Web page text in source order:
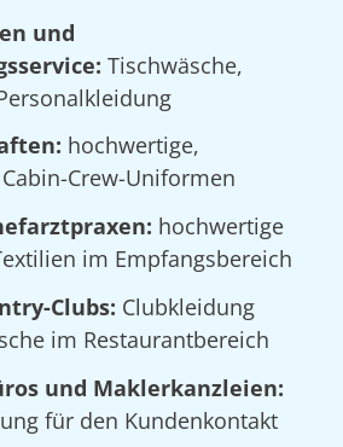
und
Tischwäsche,
hochwertige,
Crew-Uniformen
hochwertige
im Empfangsbereich
Clubs: Clubkleidung
im Restaurantbereich
und Maklerkanzleien:
für den Kundenkontakt